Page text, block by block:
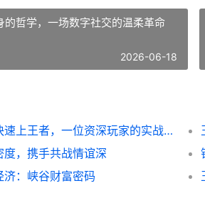
的哲学，一场数字社交的温柔革命
2026-06-18
王者荣耀怎么快速上王者，一位资深玩家的实战心得
度，携手共战情谊深
济：峡谷财富密码